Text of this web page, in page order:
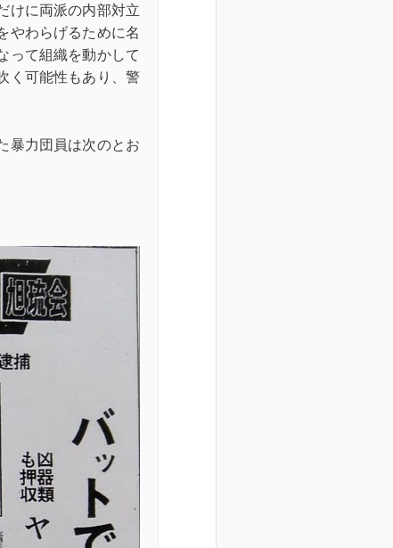
けに両派の内部対立
やわらげるために名
って組織を動かして
く可能性もあり、警
暴力団員は次のとお